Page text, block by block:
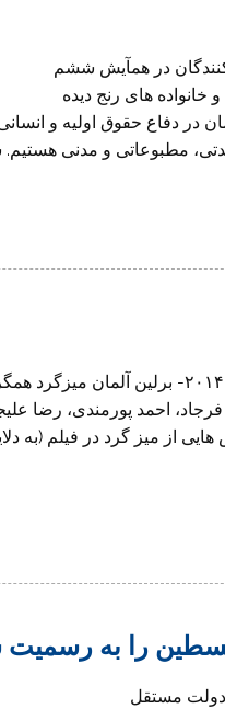
در همآیش ششم
خانواده های رنج دیده
در دفاع حقوق اولیه و
مطبوعاتی و مدنی
همایش ششم اتحاد جمهوری خواهان ایران، نوامبر
احمد پورمندی، رضا
از میز گرد در فیلم
را به
دولت مستقل